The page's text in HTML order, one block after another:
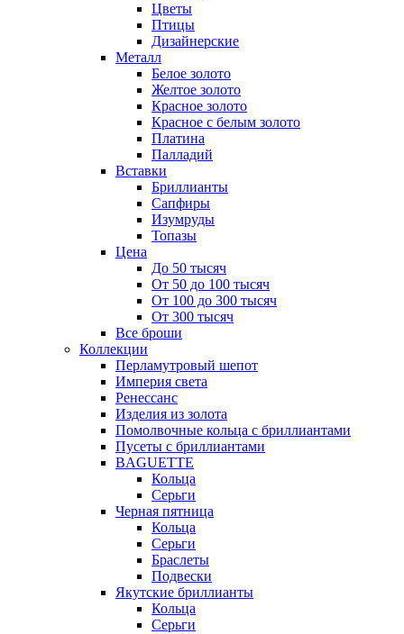
Цветы
Птицы
Дизайнерские
Металл
Белое золото
Желтое золото
Красное золото
Красное с белым золото
Платина
Палладий
Вставки
Бриллианты
Сапфиры
Изумруды
Топазы
Цена
До 50 тысяч
От 50 до 100 тысяч
От 100 до 300 тысяч
От 300 тысяч
Все броши
Коллекции
Перламутровый шепот
Империя света
Ренессанс
Изделия из золота
Помолвочные кольца с бриллиантами
Пусеты с бриллиантами
BAGUETTE
Кольца
Серьги
Черная пятница
Кольца
Серьги
Браслеты
Подвески
Якутские бриллианты
Кольца
Серьги